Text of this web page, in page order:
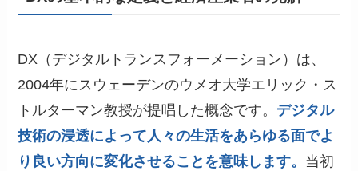
DX（デジタルトランスフォーメーション）は、
2004年にスウェーデンのウメオ大学エリック・ス
トルターマン教授が提唱した概念です。 デジタル
技術の浸透によって人々の生活をあらゆる面でよ
り良い方向に変化させることを意味します。 当初